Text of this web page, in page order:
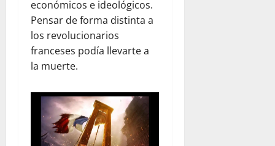
económicos e ideológicos.
Pensar de forma distinta a
los revolucionarios
franceses podía llevarte a
la muerte.